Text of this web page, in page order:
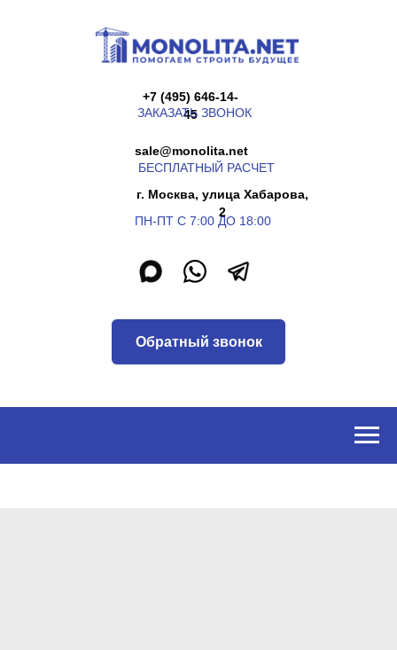
г. Москва, улица Хабарова,
ПН-ПТ С 7:00 ДО 18:00
45
ЗАКАЗАТЬ ЗВОНОК
БЕСПЛАТНЫЙ РАСЧЕТ